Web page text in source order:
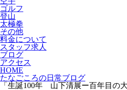
ゴルフ
登山
太極拳
その他
料金について
スタッフ求人
ブログ
アクセス
HOME
たなごころの日常ブログ
「生誕100年 山下清展ー百年目の大